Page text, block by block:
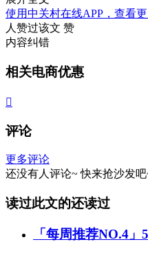
使用中关村在线APP，查看
人赞过该文 赞
内容纠错
相关电商优惠

评论
更多评论
还没有人评论~ 快来抢沙发
读过此文的还读过
「每周推荐NO.4